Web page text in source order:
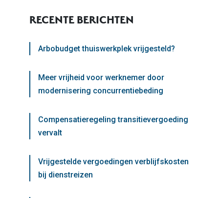
RECENTE BERICHTEN
Arbobudget thuiswerkplek vrijgesteld?
Meer vrijheid voor werknemer door
modernisering concurrentiebeding
Compensatieregeling transitievergoeding
vervalt
Vrijgestelde vergoedingen verblijfskosten
bij dienstreizen